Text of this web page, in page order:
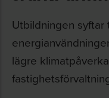
Utbildningen syftar
lägre